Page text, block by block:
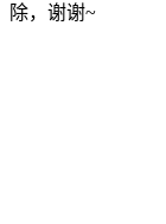
除，谢谢~